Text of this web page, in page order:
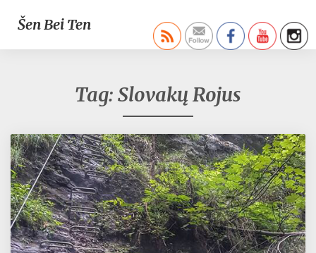
Šen Bei Ten
Tag: Slovakų Rojus